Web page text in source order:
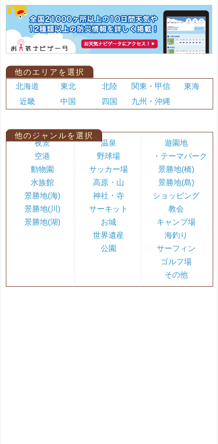
他のエリアを選択
北海道
東北 北陸 関東・甲信
東海
近畿
中国 四国 九州・沖縄
他のジャンルを選択
夜景
空港
動物園
水族館
景勝地(海)
景勝地(川)
景勝地(湖)
温泉
野球場
サッカー場
高原・山
神社・寺
サーキット
お城
世界遺産
公園
遊園地
・テーマパーク
景勝地(橋)
景勝地(島)
ショッピング
教会
キャンプ場
海釣り
サーフィン
ゴルフ場
その他